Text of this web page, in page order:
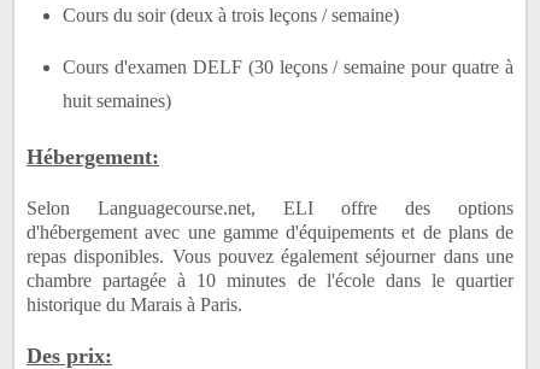
Cours du soir (deux à trois leçons / semaine)
Cours d'examen DELF (30 leçons / semaine pour quatre à
huit semaines)
Hébergement:
Selon Languagecourse.net, ELI offre des options
d'hébergement avec une gamme d'équipements et de plans de
repas disponibles. Vous pouvez également séjourner dans une
chambre partagée à 10 minutes de l'école dans le quartier
historique du Marais à Paris.
Des prix: